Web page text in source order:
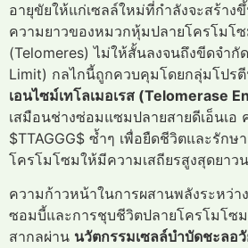
อายุขัยให้แก่เซลล์ใหม่ที่กำลังจะสร้าง
ความยาวของหมวกหุ้มปลายโครโมโซ
(Telomeres) ไม่ให้สั้นลงจนถึงขีดจำกั
Limit) กลไกนี้ถูกควบคุมโดยกลุ่มโปร
เอนไซม์เทโลเมอเรส (Telomerase
เสมือนช่างซ่อมแซมปลายสายดีเอ็นเอ
$TTAGGG$ ซ้ำๆ เพื่อยืดชีวิตและรักษ
โครโมโซมให้มีความเสถียรสูงสุดยาว
ความก้าวหน้าในการผสานพลังระหว่า
ซอมบี้และการชุบชีวิตปลายโครโมโซ
สากลผ่าน นวัตกรรมเซลล์บำบัดชะลอ